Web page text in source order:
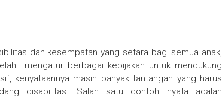
dan kesempatan yang setara bagi semua anak,
mengatur berbagai kebijakan untuk mendukung
kenyataannya masih banyak tantangan yang harus
disabilitas. Salah satu contoh nyata adalah